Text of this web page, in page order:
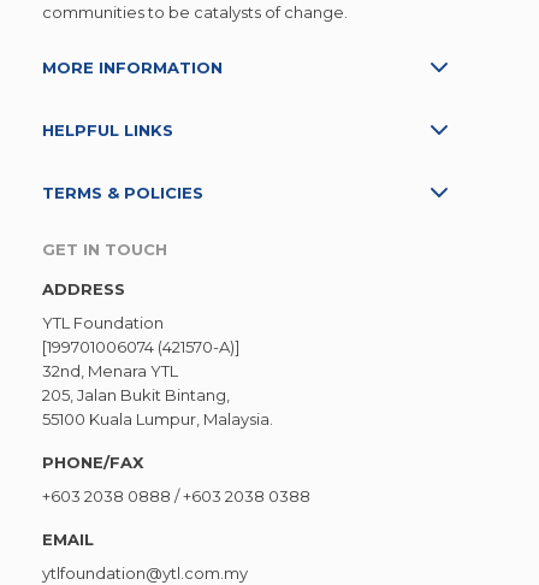
communities to be catalysts of change.
MORE INFORMATION
HELPFUL LINKS
TERMS & POLICIES
GET IN TOUCH
ADDRESS
YTL Foundation
[199701006074 (421570-A)]
32nd, Menara YTL
205, Jalan Bukit Bintang,
55100 Kuala Lumpur, Malaysia.
PHONE/FAX
+603 2038 0888 /+603 2038 0388
EMAIL
ytlfoundation@ytl.com.my